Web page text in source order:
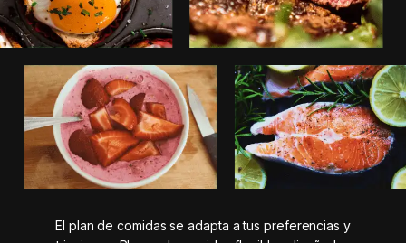
El plan de comidas se adapta a tus preferencias y